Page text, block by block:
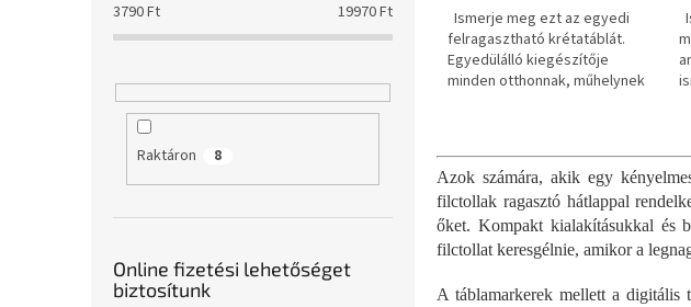
3790Ft 19970Ft
Raktáron 8
Online fizetési lehetőséget
biztosítunk
Ismerje meg ezt az egyedi
felragasztható krétatáblát.
Egyedülálló kiegészítője
minden otthonnak, műhelynek
Azok számára, akik egy
filctollak ragasztó hátlappal
őket. Kompakt kialakításukkal és
filctollat keresgélnie, amikor a
A táblamarkerek mellett a digitális